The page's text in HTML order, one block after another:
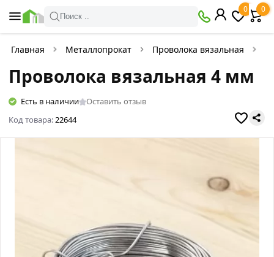
Поиск ..
0 0
Главная Металлопрокат Проволока вязальная
Проволока вязальная 4 мм
Есть в наличии
Оставить отзыв
Код товара:22644